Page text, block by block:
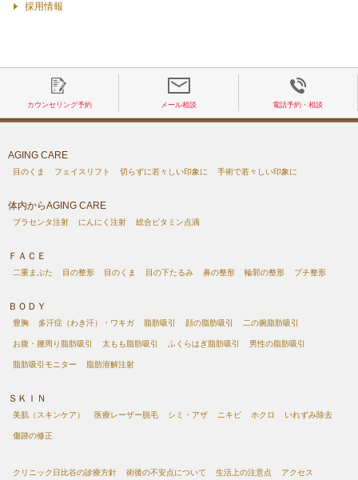
採用情報
カウンセリング予約 メール相談 電話予約・相談
AGING CARE
目のくま フェイスリフト 切らずに若々しい印象に 手術で若々しい印象に
体内からAGING CARE
プラセンタ注射 にんにく注射 総合ビタミン点滴
ＦＡＣＥ
二重まぶた 目の整形 目のくま 目の下たるみ 鼻の整形 輪郭の整形 プチ整形
ＢＯＤＹ
豊胸 多汗症（わき汗）・ワキガ 脂肪吸引 顔の脂肪吸引 二の腕脂肪吸引
お腹・腰周り脂肪吸引 太もも脂肪吸引 ふくらはぎ脂肪吸引 男性の脂肪吸引
脂肪吸引モニター 脂肪溶解注射
ＳＫＩＮ
美肌（スキンケア） 医療レーザー脱毛 シミ・アザ ニキビ ホクロ いれずみ除去
傷跡の修正
クリニック日比谷の診療方針 術後の不安点について 生活上の注意点 アクセス